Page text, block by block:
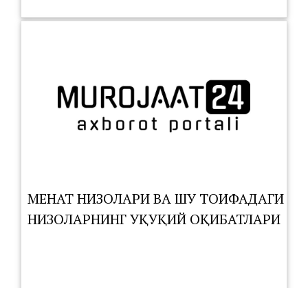
МЕҲНАТ НИЗОЛАРИ ВА ШУ ТОИФАДАГИ
НИЗОЛАРНИНГ ҲУҚУҚИЙ ОҚИБАТЛАРИ